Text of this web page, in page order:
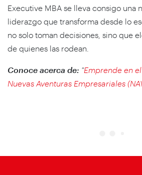
Executive MBA se lleva consigo una
liderazgo que transforma desde lo
no solo toman decisiones, sino que
de quienes las rodean.
Conoce acerca de: "Emprende en
Nuevas Aventuras Empresariales